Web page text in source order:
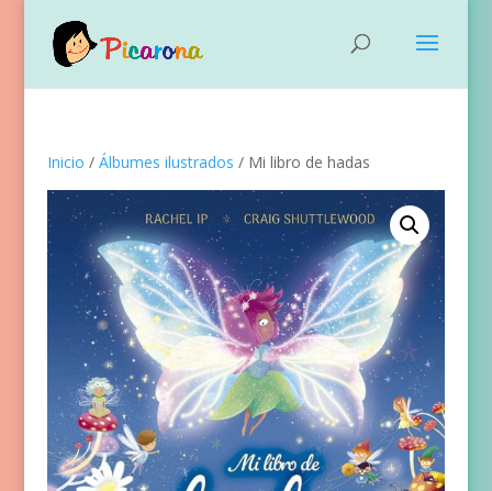
Inicio / Álbumes ilustrados / Mi libro de hadas